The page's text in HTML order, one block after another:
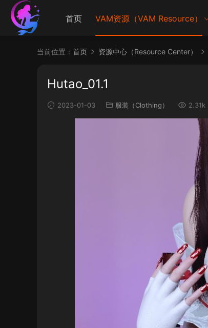
首页 VAM资源（VAM Resource）
当前位置： 首页 资源中心（Resource Center）
Hutao_01.1
2023-01-03 服装（Clothing） 2.31k